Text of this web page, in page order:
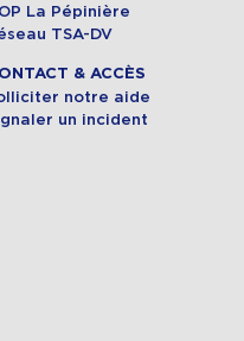
La Pépinière
TSA-DV
& ACCÈS
notre aide
un incident